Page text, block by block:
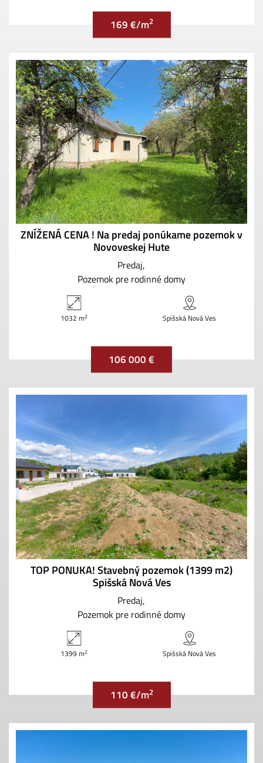
169 €/m2
ZNÍŽENÁ CENA ! Na predaj ponúkame pozemok v
Novoveskej Hute
Predaj
Pozemok pre rodinné domy
1032 m2 Spišská Nová Ves
106 000 €
TOP PONUKA! Stavebný pozemok (1399 m2)
Spišská Nová Ves
Predaj
Pozemok pre rodinné domy
1399 m2 Spišská Nová Ves
110 €/m2